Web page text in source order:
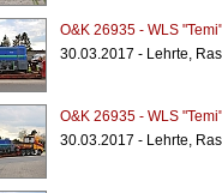
O&K 26935 - WLS "Temi"
30.03.2017 - Lehrte,
O&K 26935 - WLS "Temi"
30.03.2017 - Lehrte,